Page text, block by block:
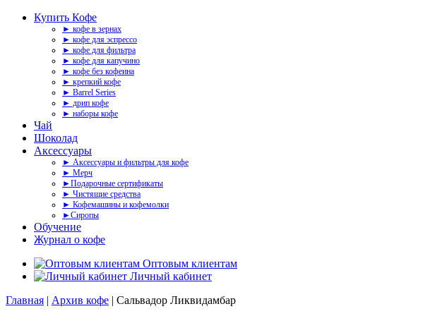
Купить Кофе
► кофе в зернах
► кофе для эспрессо
► кофе для фильтра
► кофе для капучино
► кофе без кофеина
► крепкий кофе
► Barrel Series
► дрип кофе
► наборы кофе
Чай
Шоколад
Аксессуары
► Аксессуары и фильтры для кофе
► Мерч
►Подарочные сертификаты
► Чистящие средства
► Кофемашины и кофемолки
►Сиропы
Обучение
Журнал о кофе
Оптовым клиентам
Личный кабинет
Главная | Архив кофе | Сальвадор Ликвидамбар